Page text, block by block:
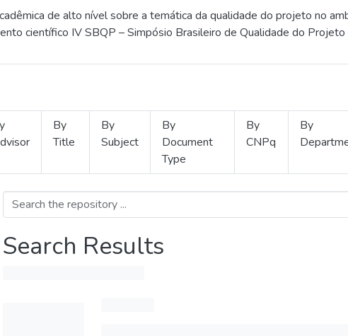
de alto nível sobre a temática da qualidade do projeto no
científico IV SBQP – Simpósio Brasileiro de Qualidade do
By
Title
By
Subject
By
Document
Type
By
CNPq
By
Search Results